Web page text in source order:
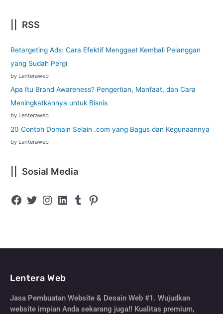
|| RSS
Retargeting Ads: Cara Efektif Menggaet Kembali Pelanggan
yang Sudah Pergi
by Lenteraweb
Apa Itu Brand Awareness? Pengertian, Manfaat, dan Cara
Meningkatkannya untuk Bisnis
by Lenteraweb
20 Contoh Domain Selain .com yang Bagus dan Kegunaannya
by Lenteraweb
|| Sosial Media
Lentera Web
Jasa Pembuatan Website & Desain Web #1. Wujudkan
website impian Anda sekarang juga!! Kualitas premium,